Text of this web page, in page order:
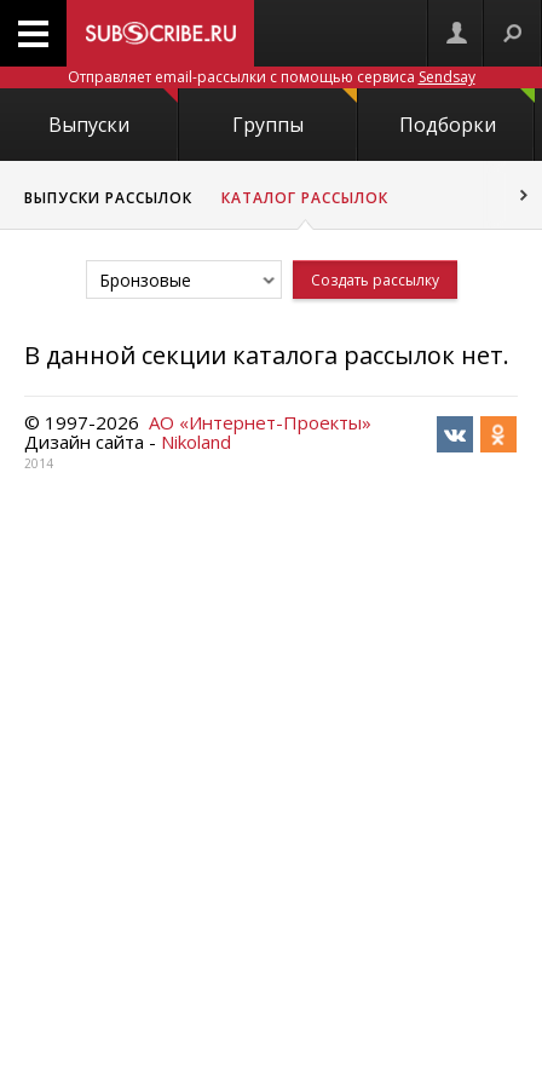
Отправляет email-рассылки с помощью сервиса Sendsay
Выпуски Группы Подборки
ВЫПУСКИ РАССЫЛОК КАТАЛОГ РАССЫЛОК
Бронзовые Создать рассылку
В данной секции каталога рассылок нет.
© 1997-2026 АО «Интернет-Проекты»
Дизайн сайта - Nikoland
2014